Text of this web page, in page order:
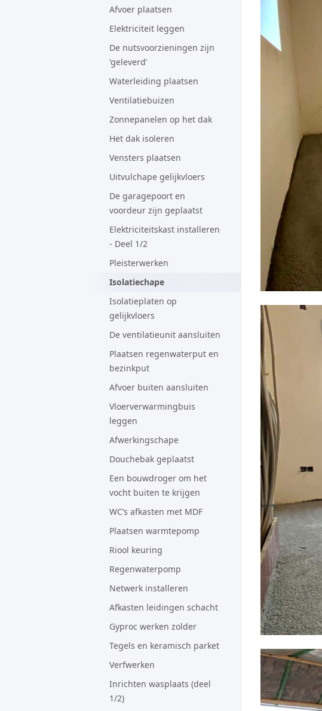
Afvoer plaatsen
Elektriciteit leggen
De nutsvoorzieningen zijn
‘geleverd’
Waterleiding plaatsen
Ventilatiebuizen
Zonnepanelen op het dak
Het dak isoleren
Vensters plaatsen
Uitvulchape gelijkvloers
De garagepoort en
voordeur zijn geplaatst
Elektriciteitskast installeren
- Deel 1/2
Pleisterwerken
Isolatiechape
Isolatieplaten op
gelijkvloers
De ventilatieunit aansluiten
Plaatsen regenwaterput en
bezinkput
Afvoer buiten aansluiten
Vloerverwarmingbuis
leggen
Afwerkingschape
Douchebak geplaatst
Een bouwdroger om het
vocht buiten te krijgen
WC’s afkasten met MDF
Plaatsen warmtepomp
Riool keuring
Regenwaterpomp
Netwerk installeren
Afkasten leidingen schacht
Gyproc werken zolder
Tegels en keramisch parket
Verfwerken
Inrichten wasplaats (deel
1/2)